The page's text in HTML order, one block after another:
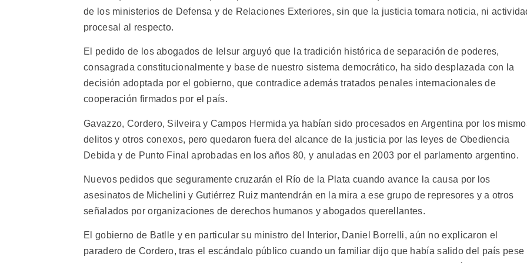
de los ministerios de Defensa y de Relaciones Exteriores, sin que la justicia tomara noticia, ni
procesal al respecto.
El pedido de los abogados de Ielsur arguyó que la tradición histórica de separación de poderes,
consagrada constitucionalmente y base de nuestro sistema democrático, ha sido desplazada con la
decisión adoptada por el gobierno, que contradice además tratados penales internacionales de
cooperación firmados por el país.
Gavazzo, Cordero, Silveira y Campos Hermida ya habían sido procesados en Argentina por los
delitos y otros conexos, pero quedaron fuera del alcance de la justicia por las leyes de Obediencia
Debida y de Punto Final aprobadas en los años 80, y anuladas en 2003 por el parlamento argentino.
Nuevos pedidos que seguramente cruzarán el Río de la Plata cuando avance la causa por los
asesinatos de Michelini y Gutiérrez Ruiz mantendrán en la mira a ese grupo de represores y a otros
señalados por organizaciones de derechos humanos y abogados querellantes.
El gobierno de Batlle y en particular su ministro del Interior, Daniel Borrelli, aún no explicaron el
paradero de Cordero, tras el escándalo público cuando un familiar dijo que había salido del país pese